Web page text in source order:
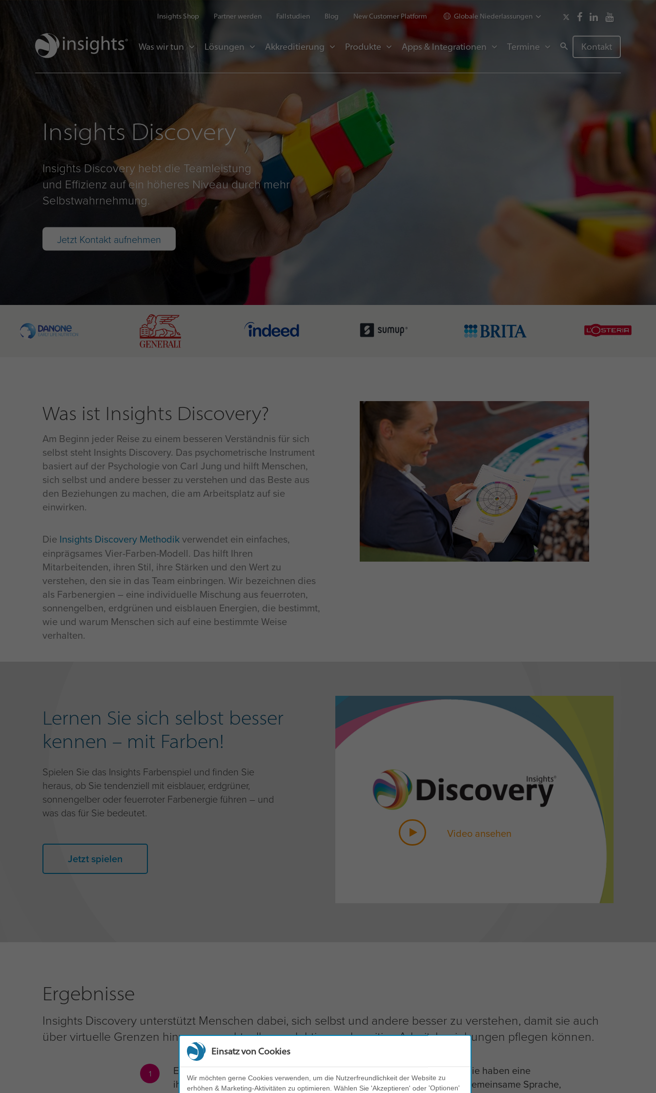
Insights Shop Partner werden Fallstudien Blog New Customer Platform Globale Niederlassungen
Was wir tun Lösungen Akkreditierung Produkte Apps & Integrationen Termine Kontakt
Insights Discovery
Insights Discovery hebt die Teamleistung
und Effizienz auf ein höheres Niveau durch mehr
Selbstwahrnehmung.
Jetzt Kontakt aufnehmen
Was ist Insights Discovery?
Am Beginn jeder Reise zu einem besseren Verständnis für sich
selbst steht Insights Discovery. Das psychometrische Instrument
basiert auf der Psychologie von Carl Jung und hilft Menschen,
sich selbst und andere besser zu verstehen und das Beste aus
den Beziehungen zu machen, die am Arbeitsplatz auf sie
einwirken.
Die Insights Discovery Methodikverwendet ein einfaches,
einprägsames Vier-Farben-Modell. Das hilft Ihren
Mitarbeitenden, ihren Stil, ihre Stärken und den Wert zu
verstehen, den sie in das Team einbringen. Wir bezeichnen dies
als Farbenergien – eine individuelle Mischung aus feuerroten,
sonnengelben, erdgrünen und eisblauen Energien, die bestimmt,
wie und warum Menschen sich auf eine bestimmte Weise
verhalten.
Lernen Sie sich selbst besser
kennen – mit Farben!
Spielen Sie das Insights Farbenspiel und finden Sie
heraus, ob Sie tendenziell mit eisblauer, erdgrüner,
sonnengelber oder feuerroter Farbenergie führen – und
was das für Sie bedeutet.
Jetzt spielen
Video ansehen
Ergebnisse
Insights Discovery unterstützt Menschen dabei, sich selbst und andere besser zu verstehen, damit sie auch
über virtuelle Grenzen hinweg respektvolle, produktive und positive Arbeitsbeziehungen pflegen können.
1
Einzelne verstehen
ihre eigenen und die
Sie können sich besser
mit ihren virtuellen
Sie haben eine
gemeinsame Sprache,
Einsatz von Cookies
Wir möchten gerne Cookies verwenden, um die Nutzerfreundlichkeit der Website zu
erhöhen & Marketing-Aktivitäten zu optimieren. Wählen Sie 'Akzeptieren' oder 'Optionen'